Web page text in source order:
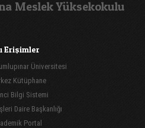
Meslek Yüksekokulu
Erişimler
Üniversitesi
Kütüphane
Bilgi Sistemi
Daire Başkanlığı
Portal